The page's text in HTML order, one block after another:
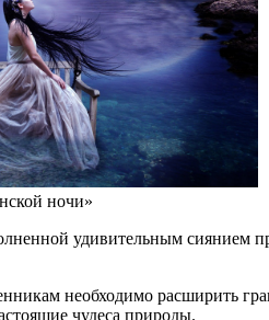
ночи»
удивительным
необходимо расширить
чудеса природы.